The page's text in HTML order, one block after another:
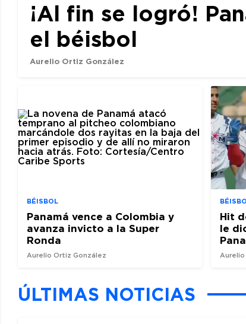
¡Al fin se logró!
el béisbol
Aurelio Ortiz González
BÉISBOL
Panamá vence a Colombia y
avanza invicto a la Super
Ronda
Aurelio Ortiz González
Hit
le
ÚLTIMAS NOTICIAS